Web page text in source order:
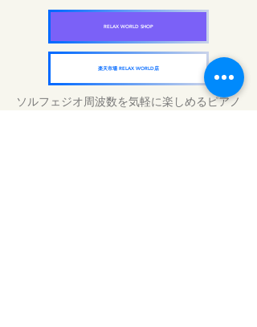
RELAX WORLD SHOP
楽天市場 RELAX WORLD店
ソルフェジオ周波数を気軽に楽しめるピアノ